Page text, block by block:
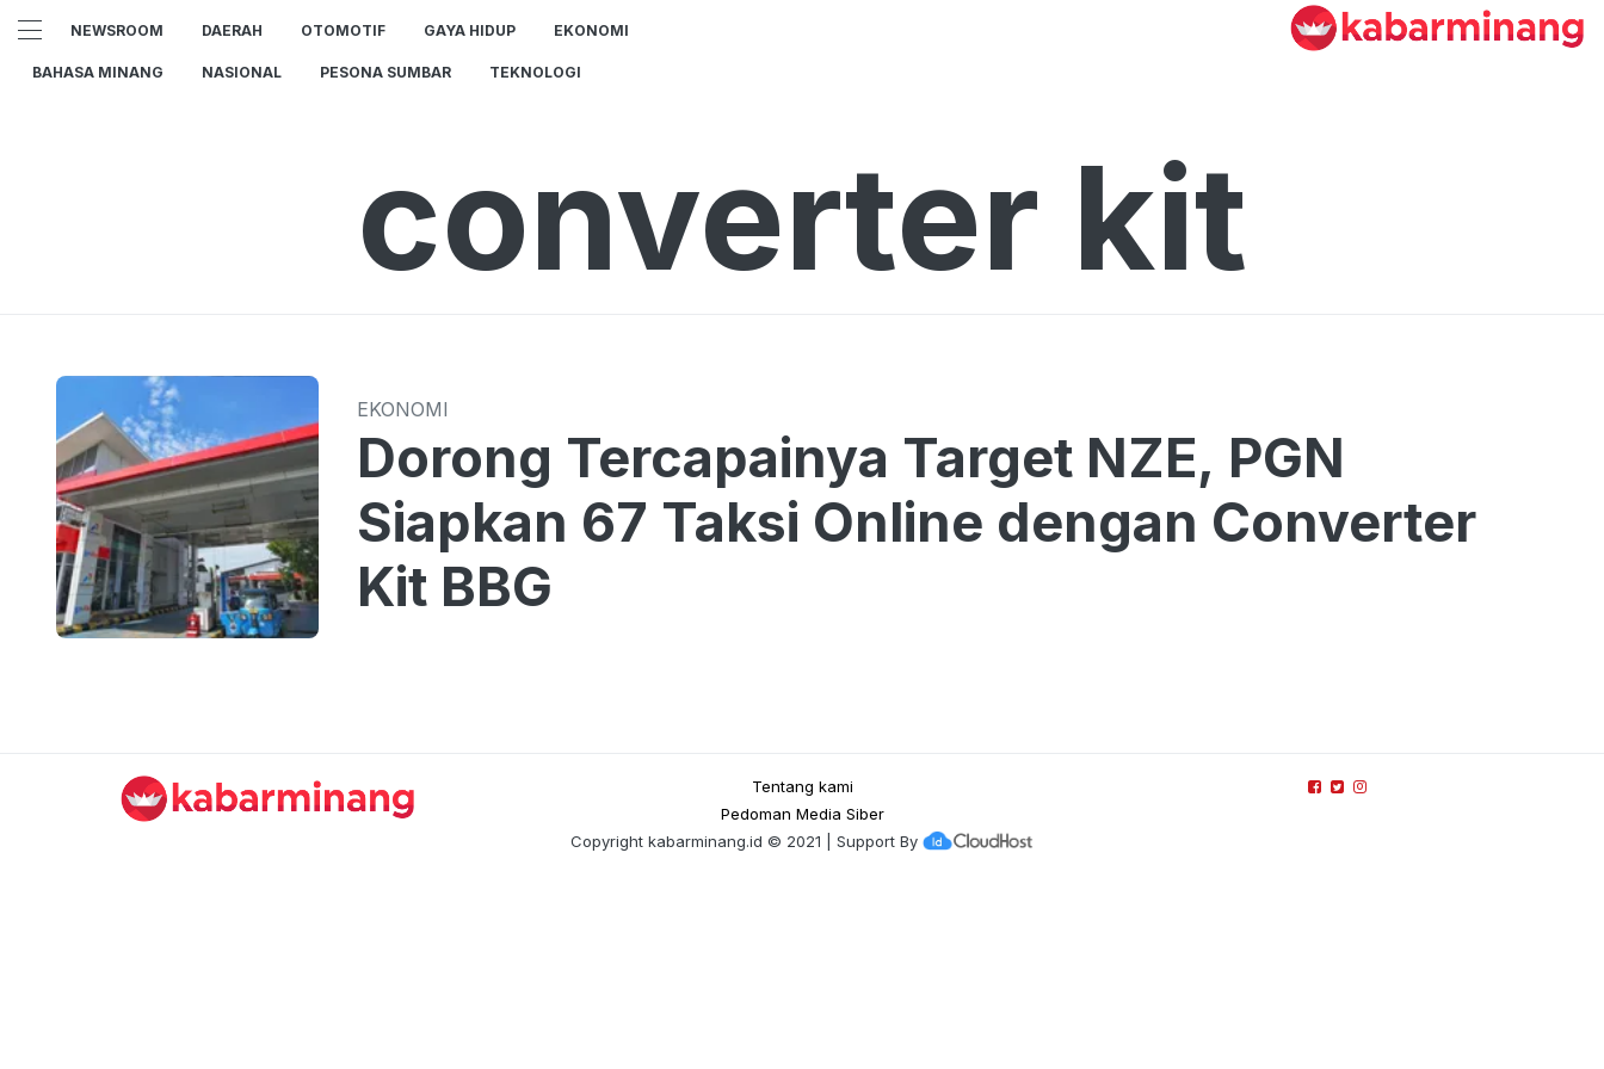
NEWSROOM DAERAH OTOMOTIF GAYA HIDUP EKONOMI
BAHASA MINANG NASIONAL PESONA SUMBAR TEKNOLOGI
converter kit
EKONOMI
Dorong Tercapainya Target NZE, PGN
Siapkan 67 Taksi Online dengan Converter
Kit BBG
Tentang kami
Pedoman Media Siber
Copyright kabarminang.id © 2021 | Support By